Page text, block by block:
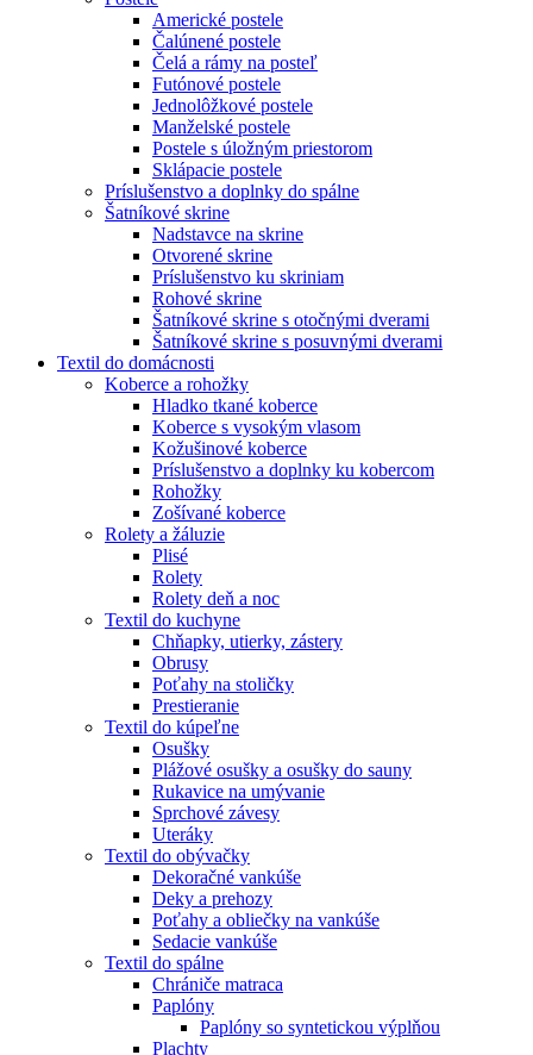
Americké postele
Čalúnené postele
Čelá a rámy na posteľ
Futónové postele
Jednolôžkové postele
Manželské postele
Postele s úložným priestorom
Sklápacie postele
Príslušenstvo a doplnky do spálne
Šatníkové skrine
Nadstavce na skrine
Otvorené skrine
Príslušenstvo ku skriniam
Rohové skrine
Šatníkové skrine s otočnými dverami
Šatníkové skrine s posuvnými dverami
Textil do domácnosti
Koberce a rohožky
Hladko tkané koberce
Koberce s vysokým vlasom
Kožušinové koberce
Príslušenstvo a doplnky ku kobercom
Rohožky
Zošívané koberce
Rolety a žáluzie
Plisé
Rolety
Rolety deň a noc
Textil do kuchyne
Chňapky, utierky, zástery
Obrusy
Poťahy na stoličky
Prestieranie
Textil do kúpeľne
Osušky
Plážové osušky a osušky do sauny
Rukavice na umývanie
Sprchové závesy
Uteráky
Textil do obývačky
Dekoračné vankúše
Deky a prehozy
Poťahy a obliečky na vankúše
Sedacie vankúše
Textil do spálne
Chrániče matraca
Paplóny
Paplóny so syntetickou výplňou
Plachty